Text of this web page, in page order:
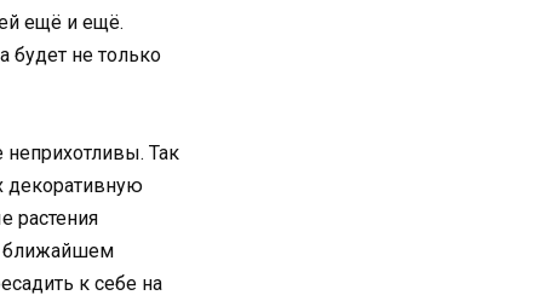
ещё и ещё.
будет не только
неприхотливы. Так
декоративную
растения
ближайшем
к себе на